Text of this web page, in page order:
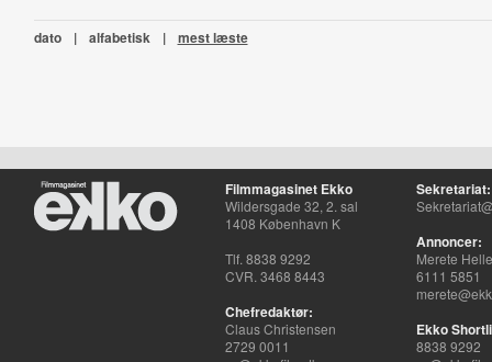
dato | alfabetisk | mest læste
Filmmagasinet Ekko
Wildersgade 32, 2. sal
1408 København K
Tlf. 8838 9292
CVR. 3468 8443
Chefredaktør:
Claus Christensen
2729 0011
Sekretariat:
Annoncer:
Merete
6111 5851
Ekko
8838 9292